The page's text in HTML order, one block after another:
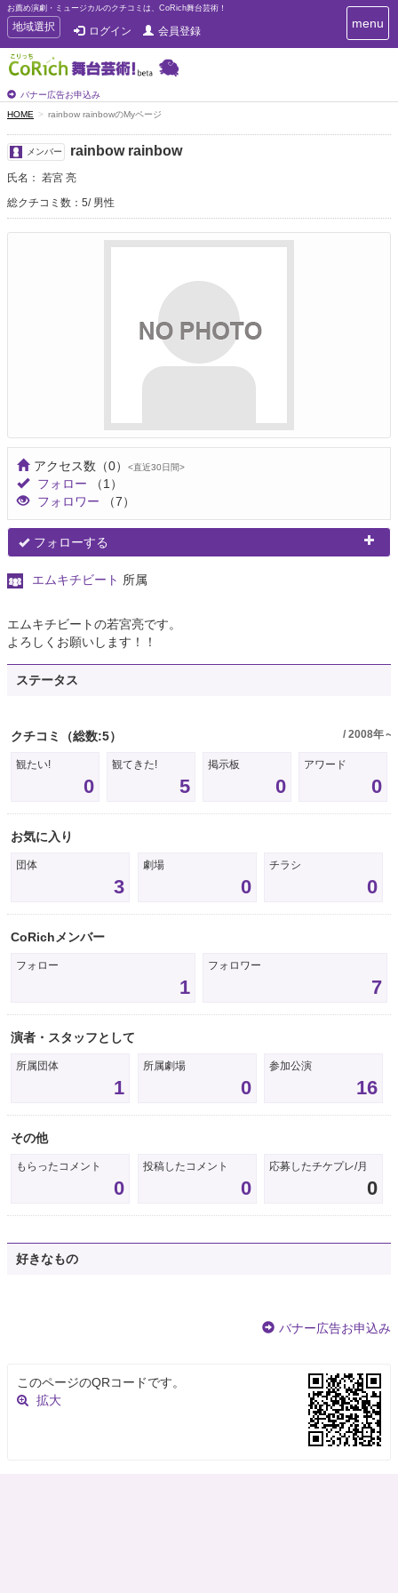
お薦め演劇・ミュージカルのクチコミは、CoRich舞台芸術！
T
o
g
g
e
n
a
v
i
g
t
i
地域選択 ログイン 会員登録
バナー広告お申込み
T
o
a
t
menu
HOME rainbow rainbowのMyページ
メンバー rainbow rainbow
氏名： 若宮 亮
総クチコミ数：5 男性
アクセス数 （0） <直近30日間>
フォロー
（1）
フォロワー
（7）
フォローする
エムキチビート 所属
エムキチビートの若宮亮です。
よろしくお願いします！！
ステータス
クチコミ （総数:5） / 2008年～
観たい!
0
観てきた!
5
掲示板
0
アワード
0
お気に入り
団体
3
劇場
0
チラシ
0
CoRichメンバー
フォロー
1
フォロワー
7
演者・スタッフとして
所属団体
1
所属劇場
0
参加公演
16
その他
もらったコメント
0
投稿したコメント
0
応募したチケプレ/月
0
好きなもの
バナー広告お申込み
このページのQRコードです。
拡大